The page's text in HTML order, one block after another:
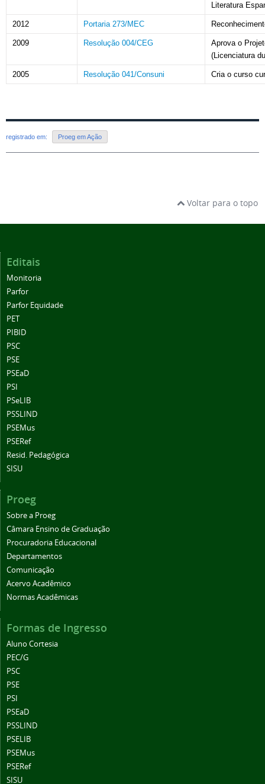
Literatura
2012 Portaria 273/MEC
2009 Resolução 004/CEG
Aprova o
(Licenciatura
2005 Resolução 041/Consuni Cria o curso
registrado em: Proeg em Ação
Voltar para o topo
Editais
Monitoria
Parfor
Parfor Equidade
PET
PIBID
PSC
PSE
PSEaD
PSI
PSeLIB
PSSLIND
PSEMus
PSERef
Resid. Pedagógica
SISU
Proeg
Sobre a Proeg
Câmara Ensino de Graduação
Procuradoria Educacional
Departamentos
Comunicação
Acervo Acadêmico
Normas Acadêmicas
Formas de Ingresso
Aluno Cortesia
PEC/G
PSC
PSE
PSI
PSEaD
PSSLIND
PSELIB
PSEMus
PSERef
SISU